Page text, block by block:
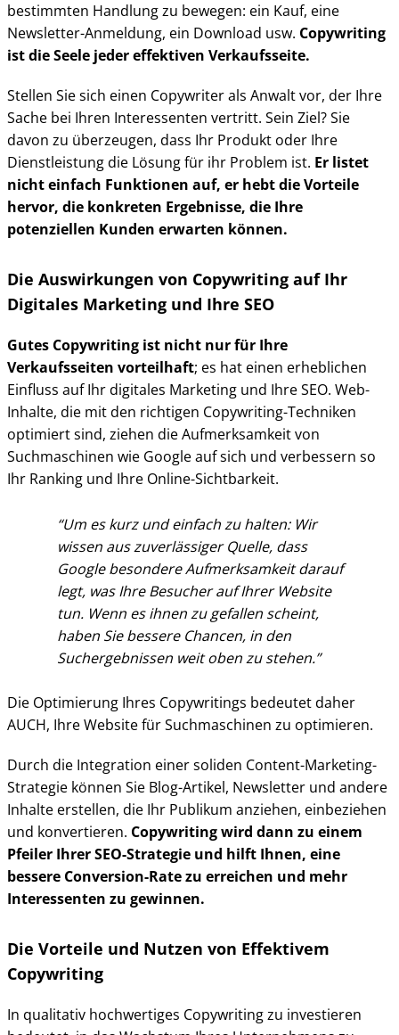
bestimmten Handlung zu bewegen: ein Kauf, eine
Newsletter-Anmeldung, ein Download usw. Copywriting
ist die Seele jeder effektiven Verkaufsseite.
Stellen Sie sich einen Copywriter als Anwalt vor, der Ihre
Sache bei Ihren Interessenten vertritt. Sein Ziel? Sie
davon zu überzeugen, dass Ihr Produkt oder Ihre
Dienstleistung die Lösung für ihr Problem ist. Er listet
nicht einfach Funktionen auf, er hebt die Vorteile
hervor, die konkreten Ergebnisse, die Ihre
potenziellen Kunden erwarten können.
Die Auswirkungen von Copywriting auf Ihr
Digitales Marketing und Ihre SEO
Gutes Copywriting ist nicht nur für Ihre
Verkaufsseiten vorteilhaft; es hat einen erheblichen
Einfluss auf Ihr digitales Marketing und Ihre SEO. Web-
Inhalte, die mit den richtigen Copywriting-Techniken
optimiert sind, ziehen die Aufmerksamkeit von
Suchmaschinen wie Google auf sich und verbessern so
Ihr Ranking und Ihre Online-Sichtbarkeit.
Um es kurz und einfach zu halten: Wir
wissen aus zuverlässiger Quelle, dass
Google besondere Aufmerksamkeit darauf
legt, was Ihre Besucher auf Ihrer Website
tun. Wenn es ihnen zu gefallen scheint,
haben Sie bessere Chancen, in den
Suchergebnissen weit oben zu stehen.
Die Optimierung Ihres Copywritings bedeutet daher
AUCH, Ihre Website für Suchmaschinen zu optimieren.
Durch die Integration einer soliden Content-Marketing-
Strategie können Sie Blog-Artikel, Newsletter und andere
Inhalte erstellen, die Ihr Publikum anziehen, einbeziehen
und konvertieren. Copywriting wird dann zu einem
Pfeiler Ihrer SEO-Strategie und hilft Ihnen, eine
bessere Conversion-Rate zu erreichen und mehr
Interessenten zu gewinnen.
Die Vorteile und Nutzen von Effektivem
Copywriting
In qualitativ hochwertiges Copywriting zu investieren